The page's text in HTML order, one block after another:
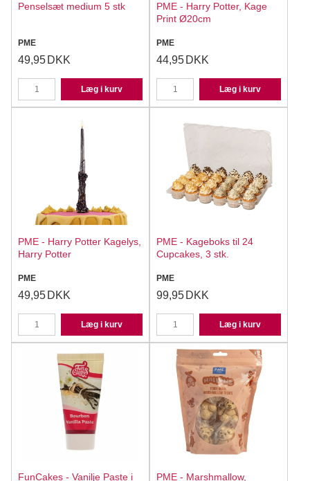
Penselsæt medium 5 stk
PME
49,95 DKK
Læg i kurv
PME - Harry Potter, Kage
Print Ø20cm
PME
44,95 DKK
Læg i kurv
PME - Harry Potter Kagelys,
Harry Potter
PME
49,95 DKK
Læg i kurv
PME - Kageboks til 24
Cupcakes, 3 stk.
PME
99,95 DKK
Læg i kurv
FunCakes - Vanilje Paste i PME - Marshmallow,